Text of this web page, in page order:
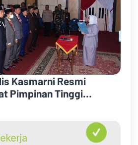
Kasmarni Resmi
Pimpinan Tinggi